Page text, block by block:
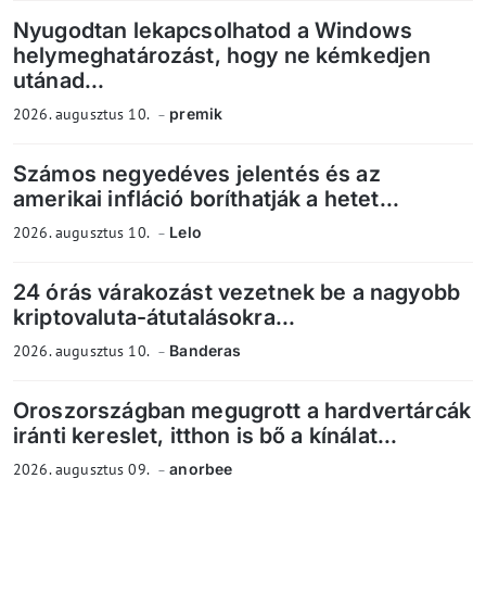
Nyugodtan lekapcsolhatod a Windows
helymeghatározást, hogy ne kémkedjen
utánad...
2026. augusztus 10. premik
Számos negyedéves jelentés és az
amerikai infláció boríthatják a hetet...
2026. augusztus 10. Lelo
24 órás várakozást vezetnek be a nagyobb
kriptovaluta-átutalásokra...
2026. augusztus 10. Banderas
Oroszországban megugrott a hardvertárcák
iránti kereslet, itthon is bő a kínálat...
2026. augusztus 09. anorbee